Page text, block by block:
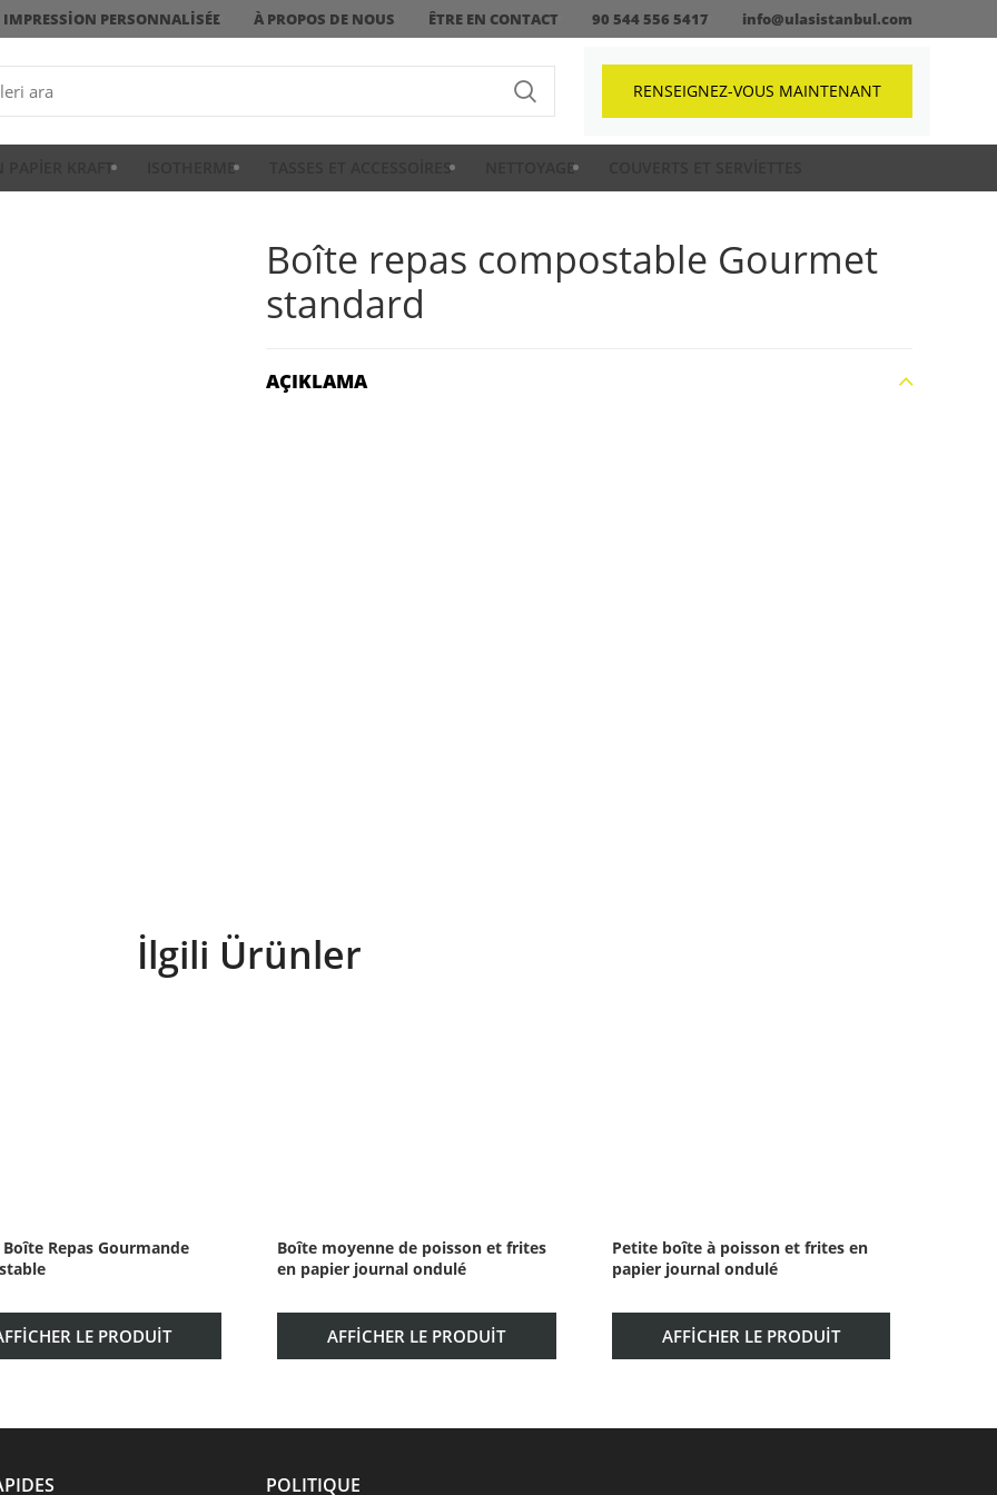
IMPRESSION PERSONNALISÉE À PROPOS DE NOUS ÊTRE EN CONTACT 90 544 556 5417 info@ulasistanbul.com
RENSEIGNEZ-VOUS MAINTENANT
PAPIER KRAFT ISOTHERME TASSES ET ACCESSOIRES NETTOYAGE
Boîte repas compostable Gourmet
standard
AÇIKLAMA
İlgili Ürünler
Repas Gourmande
LE PRODUIT
Boîte moyenne de poisson et frites
en papier journal ondulé
AFFICHER LE PRODUIT
Petite boîte à poisson et frites en
papier journal ondulé
AFFICHER LE PRODUIT
POLITIQUE